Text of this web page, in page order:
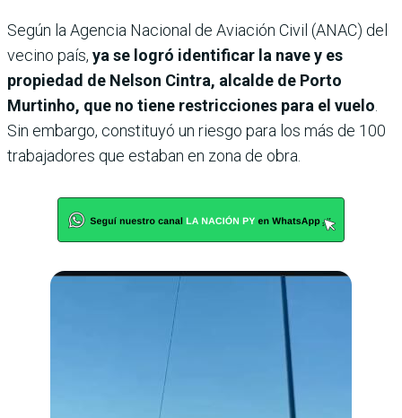
Según la Agencia Nacional de Aviación Civil (ANAC) del
vecino país, ya se logró identificar la nave y es
propiedad de Nelson Cintra, alcalde de Porto
Murtinho, que no tiene restricciones para el vuelo
Sin embargo, constituyó un riesgo para los más de 100
trabajadores que estaban en zona de obra.